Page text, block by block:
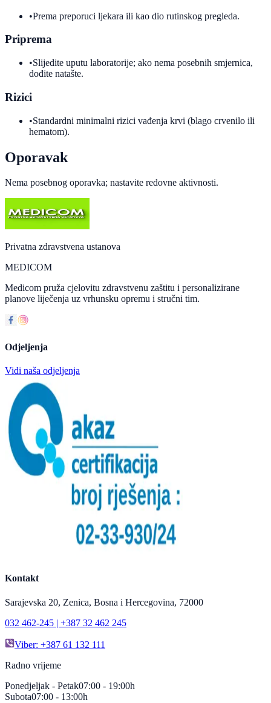
•Prema preporuci ljekara ili kao dio rutinskog pregleda.
Priprema
•Slijedite uputu laboratorije; ako nema posebnih smjernica,
dođite natašte.
Rizici
•Standardni minimalni rizici vađenja krvi (blago crvenilo ili
hematom).
Oporavak
Nema posebnog oporavka; nastavite redovne aktivnosti.
Privatna zdravstvena ustanova
MEDICOM
Medicom pruža cjelovitu zdravstvenu zaštitu i personalizirane
planove liječenja uz vrhunsku opremu i stručni tim.
Odjeljenja
Vidi naša odjeljenja
Kontakt
Sarajevska 20, Zenica, Bosna i Hercegovina, 72000
032 462-245 | +387 32 462 245
Viber: +387 61 132 111
Radno vrijeme
Ponedjeljak - Petak07:00 - 19:00h
Subota07:00 - 13:00h